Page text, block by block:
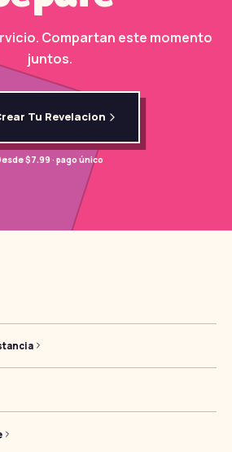
Compartan este momento
juntos.
Tu Revelacion
$7.99 · pago único